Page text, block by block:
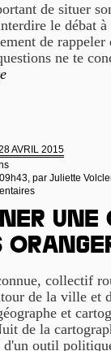
de situer
le débat
de
ne te
AVRIL 2015
par Juliette
collectif
de la ville et
et
de la
d'un outil